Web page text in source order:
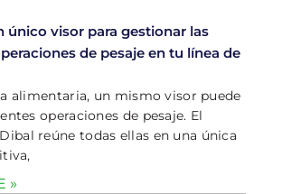
único visor para gestionar las
de pesaje en tu línea de
alimentaria, un mismo visor puede
operaciones de pesaje. El
reúne todas ellas en una única
»